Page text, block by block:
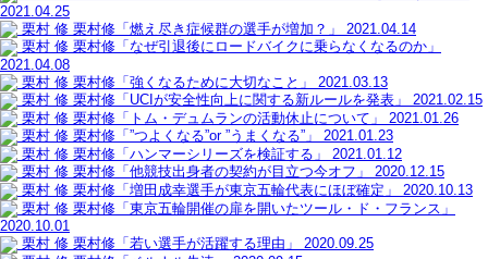
2021.04.25
栗村 修 栗村修「燃え尽き症候群の選手が増加？」
2021.04.14
栗村 修 栗村修「なぜ引退後にロードバイクに乗らなくなるのか」
2021.04.08
栗村 修 栗村修「強くなるために大切なこと」
2021.03.13
栗村 修 栗村修「UCIが安全性向上に関する新ルールを発表」
2021.02.15
栗村 修 栗村修「トム・デュムランの活動休止について」
2021.01.26
栗村 修 栗村修「”つよくなる”or ”うまくなる”」
2021.01.23
栗村 修 栗村修「ハンマーシリーズを検証する」
2021.01.12
栗村 修 栗村修「他競技出身者の契約が目立つ今オフ」
2020.12.15
栗村 修 栗村修「増田成幸選手が東京五輪代表にほぼ確定」
2020.10.13
栗村 修 栗村修「東京五輪開催の扉を開いたツール・ド・フランス」
2020.10.01
栗村 修 栗村修「若い選手が活躍する理由」
2020.09.25